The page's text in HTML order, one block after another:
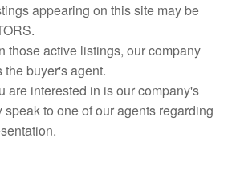
appearing on this site may be
those active listings, our company
the buyer's agent.
are interested in is our company's
to one of our agents regarding